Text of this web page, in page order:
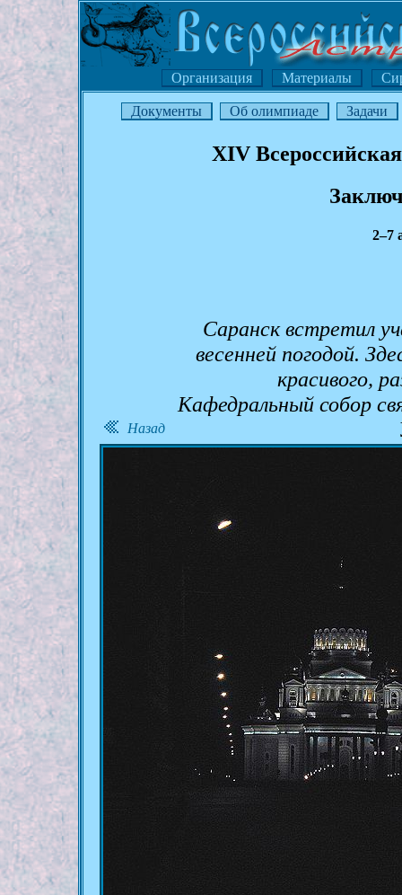
Организация Материалы
Документы Об олимпиаде Задачи
XIV
2–7
Назад
Саранск встретил
весенней погодой.
красивого,
Кафедральный собор